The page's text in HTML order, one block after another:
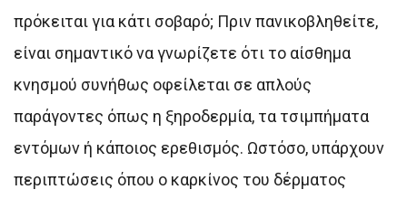
πρόκειται για κάτι σοβαρό; Πριν πανικοβληθείτε,
είναι σημαντικό να γνωρίζετε ότι το αίσθημα
κνησμού συνήθως οφείλεται σε απλούς
παράγοντες όπως η ξηροδερμία, τα τσιμπήματα
εντόμων ή κάποιος ερεθισμός. Ωστόσο, υπάρχουν
περιπτώσεις όπου ο καρκίνος του δέρματος